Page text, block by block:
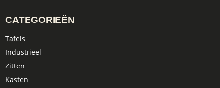
CATEGORIEËN
Tafels
Industrieel
Zitten
Kasten